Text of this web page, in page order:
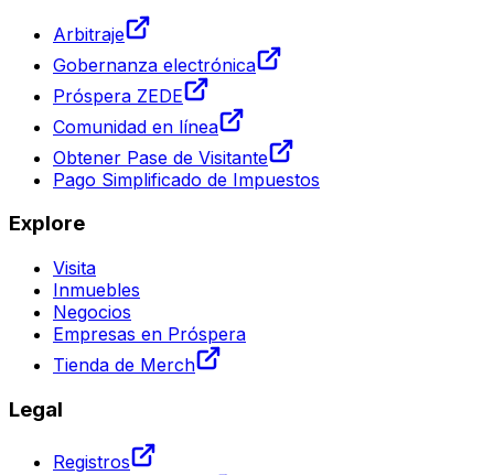
Arbitraje
Gobernanza electrónica
Próspera ZEDE
Comunidad en línea
Obtener Pase de Visitante
Pago Simplificado de Impuestos
Explore
Visita
Inmuebles
Negocios
Empresas en Próspera
Tienda de Merch
Legal
Registros